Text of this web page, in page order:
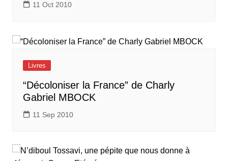
11 Oct 2010
Livres
“Décoloniser la France” de Charly
Gabriel MBOCK
11 Sep 2010